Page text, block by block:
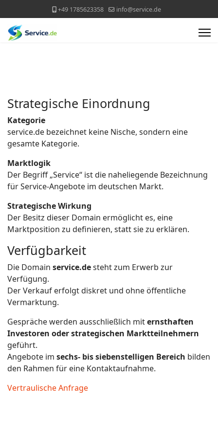
+49 1785623358 info@service.de
Strategische Einordnung
Kategorie
service.de bezeichnet keine Nische, sondern eine
gesamte Kategorie.
Marktlogik
Der Begriff „Service“ ist die naheliegende Bezeichnung
für Service-Angebote im deutschen Markt.
Strategische Wirkung
Der Besitz dieser Domain ermöglicht es, eine
Marktposition zu definieren, statt sie zu erklären.
Verfügbarkeit
Die Domain service.desteht zum Erwerb zur
Verfügung.
Der Verkauf erfolgt diskret und ohne öffentliche
Vermarktung.
Gespräche werden ausschließlich miternsthaften
Investoren oder strategischen Marktteilnehmern
geführt.
Angebote im sechs- bis siebenstelligen Bereich bilden
den Rahmen für eine Kontaktaufnahme.
Vertraulische Anfrage